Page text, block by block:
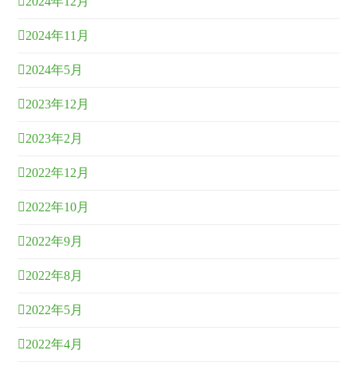
2024年11月
2024年5月
2023年12月
2023年2月
2022年12月
2022年10月
2022年9月
2022年8月
2022年5月
2022年4月